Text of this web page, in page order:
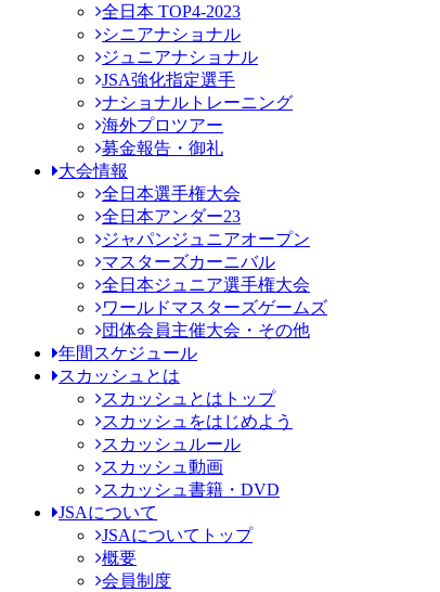
全日本 TOP4-2023
シニアナショナル
ジュニアナショナル
JSA強化指定選手
ナショナルトレーニング
海外プロツアー
募金報告・御礼
大会情報
全日本選手権大会
全日本アンダー23
ジャパンジュニアオープン
マスターズカーニバル
全日本ジュニア選手権大会
ワールドマスターズゲームズ
団体会員主催大会・その他
年間スケジュール
スカッシュとは
スカッシュとはトップ
スカッシュをはじめよう
スカッシュルール
スカッシュ動画
スカッシュ書籍・DVD
JSAについて
JSAについてトップ
概要
会員制度